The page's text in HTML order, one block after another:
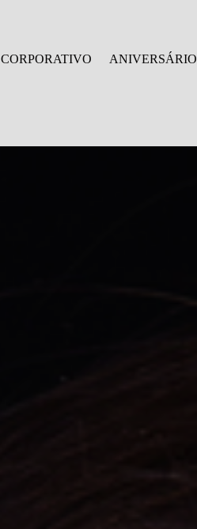
CORPORATIVO ANIVERSÁRIO